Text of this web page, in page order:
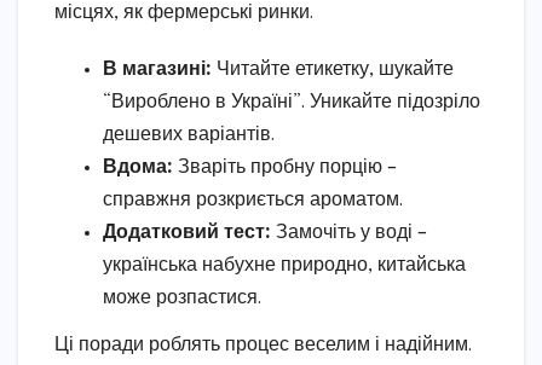
місцях, як фермерські ринки.
В магазині: Читайте етикетку, шукайте
“Вироблено в Україні”. Уникайте підозріло
дешевих варіантів.
Вдома: Зваріть пробну порцію –
справжня розкриється ароматом.
Додатковий тест: Замочіть у воді –
українська набухне природно, китайська
може розпастися.
Ці поради роблять процес веселим і надійним.